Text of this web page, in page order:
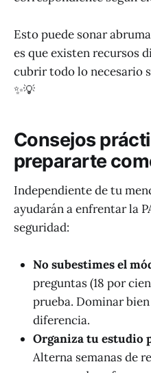
Esto puede sonar
es que existen recursos
cubrir todo lo necesario
✨💡
Consejos
prepararte
Independiente de tu
ayudarán a enfrentar la
seguridad:
No subestimes el
preguntas (18 por
prueba. Dominar
diferencia.
Organiza tu estudio
Alterna semanas de